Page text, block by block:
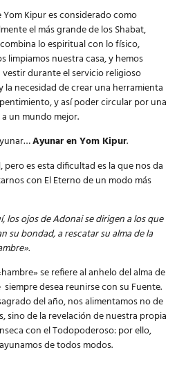
Kipur es considerado como
el más grande de los Shabat,
lo espiritual con lo físico,
limpiamos nuestra casa, y hemos
durante el servicio religioso
la necesidad de crear una herramienta
y así poder circular por una
un mundo mejor.
Ayunar en Yom Kipur.
pero es esta dificultad es la que nos da
con El Eterno de un modo más
los ojos de Adonai se dirigen a los que
su bondad, a rescatar su alma de la
se refiere al anhelo del alma de
desea reunirse con su Fuente.
del año, nos alimentamos no de
sino de la revelación de nuestra propia
con el Todopoderoso: por ello,
de todos modos.